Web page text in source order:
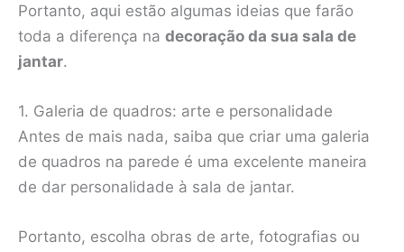
Portanto, aqui estão algumas ideias que farão
toda a diferença na decoração da sua sala de
jantar.
1. Galeria de quadros: arte e personalidade
Antes de mais nada, saiba que criar uma galeria
de quadros na parede é uma excelente maneira
de dar personalidade à sala de jantar.
Portanto, escolha obras de arte, fotografias ou